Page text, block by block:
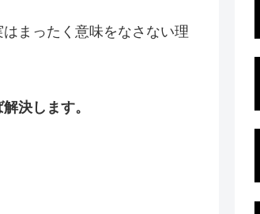
まったく意味をなさない理
決します。